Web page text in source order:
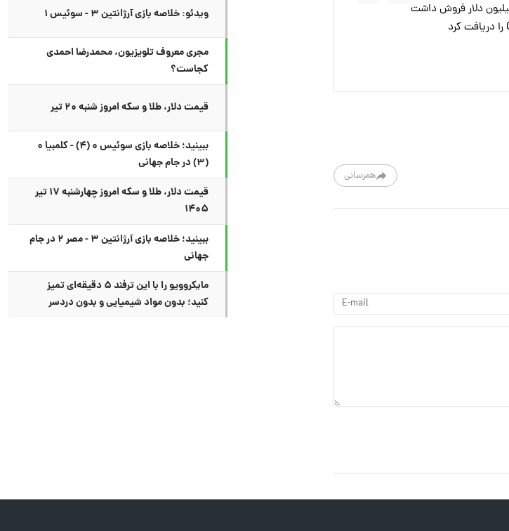
همرسانی
ویدئو: خلاصه بازی آرژانتین ۳ - سوئیس ۱
مجری معروف تلویزیون، محمدرضا احمدی
کجاست؟
قیمت دلار، طلا و سکه امروز شنبه ۲۰ تیر
ببینید؛ خلاصه بازی سوئیس ۰ (۴) - کلمبیا ۰
(۳) در جام جهانی
قیمت دلار، طلا و سکه امروز چهارشنبه ۱۷ تیر
۱۴۰۵
ببینید؛ خلاصه بازی آرژانتین ۳ - مصر ۲ در جام
جهانی
مایکروویو را با این ترفند ۵ دقیقه‌ای تمیز
کنید؛ بدون مواد شیمیایی و بدون دردسر